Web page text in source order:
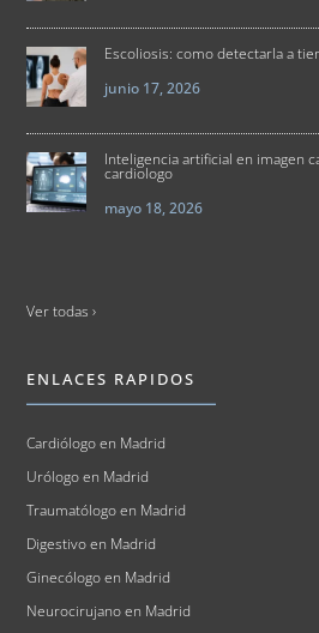
Escoliosis: como detectarla a
junio 17, 2026
Inteligencia artificial en imagen
cardiologo
mayo 18, 2026
Ver todas ›
ENLACES RAPIDOS
Cardiólogo en Madrid
Urólogo en Madrid
Traumatólogo en Madrid
Digestivo en Madrid
Ginecólogo en Madrid
Neurocirujano en Madrid